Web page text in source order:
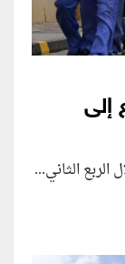
إلى